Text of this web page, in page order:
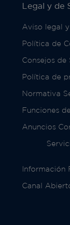
Legal y de
Aviso legal
Política de
Consejos de
Política de
Normativa
Funciones
Anuncios
Información
Canal